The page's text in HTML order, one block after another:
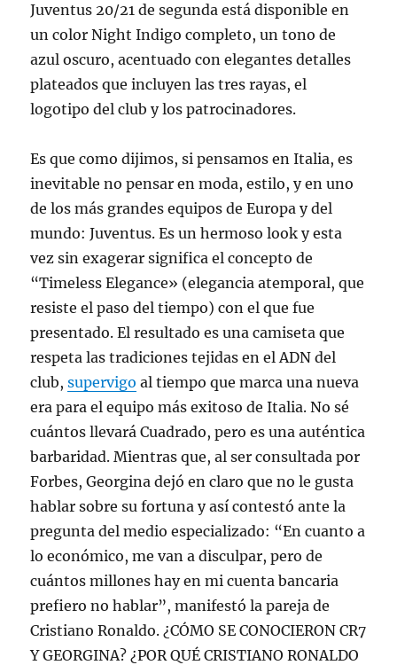
Juventus 20/21 de segunda está disponible en
un color Night Indigo completo, un tono de
azul oscuro, acentuado con elegantes detalles
plateados que incluyen las tres rayas, el
logotipo del club y los patrocinadores.
Es que como dijimos, si pensamos en Italia, es
inevitable no pensar en moda, estilo, y en uno
de los más grandes equipos de Europa y del
mundo: Juventus. Es un hermoso look y esta
vez sin exagerar significa el concepto de
“Timeless Elegance» (elegancia atemporal, que
resiste el paso del tiempo) con el que fue
presentado. El resultado es una camiseta que
respeta las tradiciones tejidas en el ADN del
club,supervigo al tiempo que marca una nueva
era para el equipo más exitoso de Italia. No sé
cuántos llevará Cuadrado, pero es una auténtica
barbaridad. Mientras que, al ser consultada por
Forbes, Georgina dejó en claro que no le gusta
hablar sobre su fortuna y así contestó ante la
pregunta del medio especializado: “En cuanto a
lo económico, me van a disculpar, pero de
cuántos millones hay en mi cuenta bancaria
prefiero no hablar”, manifestó la pareja de
Cristiano Ronaldo. ¿CÓMO SE CONOCIERON CR7
Y GEORGINA? ¿POR QUÉ CRISTIANO RONALDO